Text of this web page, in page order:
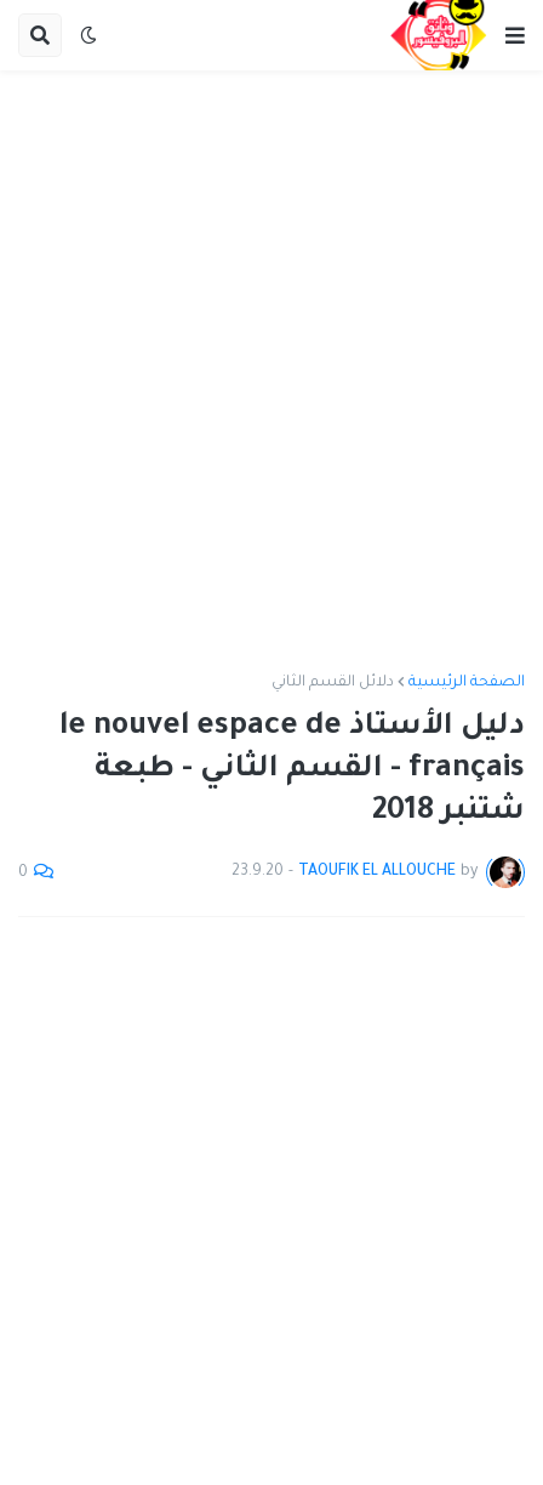
الصفحة الرئيسية دلائل القسم الثاني
دليل الأستاذ le nouvel espace de
français - القسم الثاني - طبعة
شتنبر 2018
by
TAOUFIK EL ALLOUCHE
-
23.9.20
0